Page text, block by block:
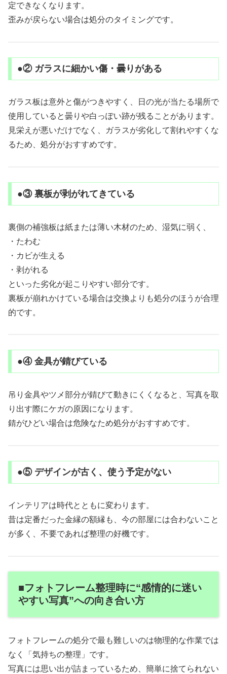
定できなくなります。
歪みが戻らない場合は処分のタイミングです。
●② ガラスに細かい傷・曇りがある
ガラス板は意外と傷がつきやすく、日の光が当たる場所で
使用していると曇りや白っぽい跡が残ることがあります。
見栄えが悪いだけでなく、ガラスが劣化して割れやすくな
るため、処分がおすすめです。
●③ 裏板が剥がれてきている
裏側の補強板は紙または薄い木材のため、湿気に弱く、
・たわむ
・カビが生える
・剥がれる
といった劣化が起こりやすい部分です。
裏板が崩れかけている場合は交換よりも処分のほうが合理
的です。
●④ 金具が錆びている
吊り金具やツメ部分が錆びて動きにくくなると、写真を取
り出す際にケガの原因になります。
錆がひどい場合は危険なため処分がおすすめです。
●⑤ デザインが古く、使う予定がない
インテリアは時代とともに変わります。
昔は定番だった金縁の額縁も、今の部屋には合わないこと
が多く、不要であれば整理の好機です。
■フォトフレーム整理時に“感情的に迷い
やすい写真”への向き合い方
フォトフレームの処分で最も難しいのは物理的な作業では
なく「気持ちの整理」です。
写真には思い出が詰まっているため、簡単に捨てられない